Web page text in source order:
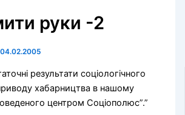
руки -2
04.02.2005
результати соціологічного
хабарництва в нашому
центром Соціополюс”.”